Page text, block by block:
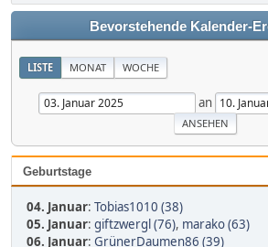
Bevorstehende Kalender-
LISTE MONAT WOCHE
an
Geburtstage
04. Januar: Tobias1010 (38)
05. Januar: giftzwergl (76), marako (63)
06. Januar: GrünerDaumen86 (39)